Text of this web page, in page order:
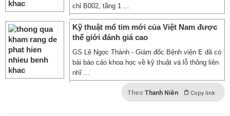
chỉ B002, tầng 1 ...
Kỹ thuật mổ tim mới của Việt Nam được
thế giới đánh giá cao
GS Lê Ngọc Thành - Giám đốc Bệnh viện E đã có
bài báo cáo khoa học về kỹ thuật vá lỗ thông liên
nhĩ ...
Theo Thanh Niên Copy link